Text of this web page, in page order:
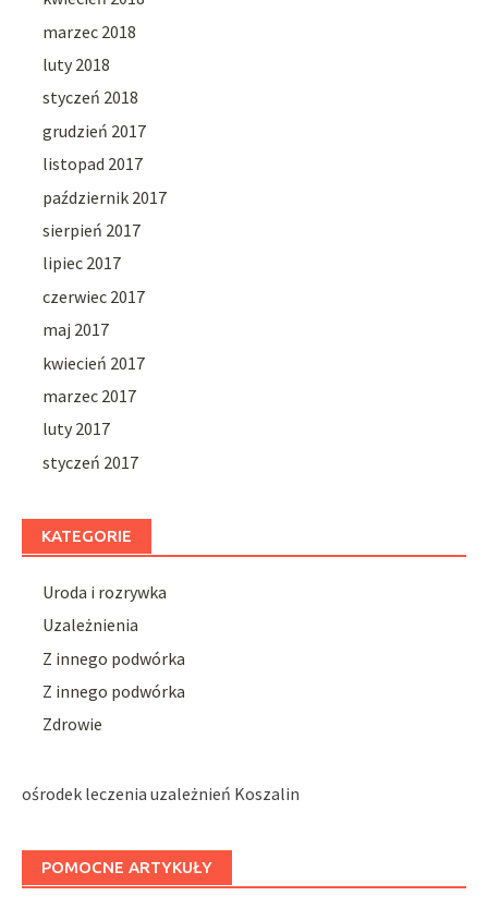
marzec 2018
luty 2018
styczeń 2018
grudzień 2017
listopad 2017
październik 2017
sierpień 2017
lipiec 2017
czerwiec 2017
maj 2017
kwiecień 2017
marzec 2017
luty 2017
styczeń 2017
KATEGORIE
Uroda i rozrywka
Uzależnienia
Z innego podwórka
Z innego podwórka
Zdrowie
ośrodek leczenia uzależnień Koszalin
POMOCNE ARTYKUŁY